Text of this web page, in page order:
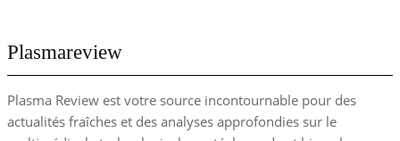
Plasmareview
Plasma Review est votre source incontournable pour des
actualités fraîches et des analyses approfondies sur le